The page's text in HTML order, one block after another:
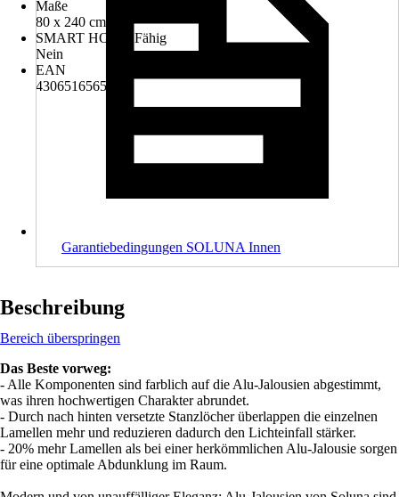
Maße
80 x 240 cm
SMART HOME Fähig
Nein
EAN
4306516565221
Garantiebedingungen SOLUNA Innen
Beschreibung
Bereich überspringen
Das Beste vorweg:
- Alle Komponenten sind farblich auf die Alu-Jalousien abgestimmt,
was ihren hochwertigen Charakter abrundet.
- Durch nach hinten versetzte Stanzlöcher überlappen die einzelnen
Lamellen mehr und reduzieren dadurch den Lichteinfall stärker.
- 20% mehr Lamellen als bei einer herkömmlichen Alu-Jalousie sorgen
für eine optimale Abdunklung im Raum.